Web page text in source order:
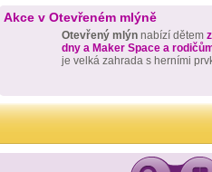
Akce v Otevřeném mlýně
Otevřený mlýn nabízí dětem
dny a Maker Space a
je velká zahrada s herními